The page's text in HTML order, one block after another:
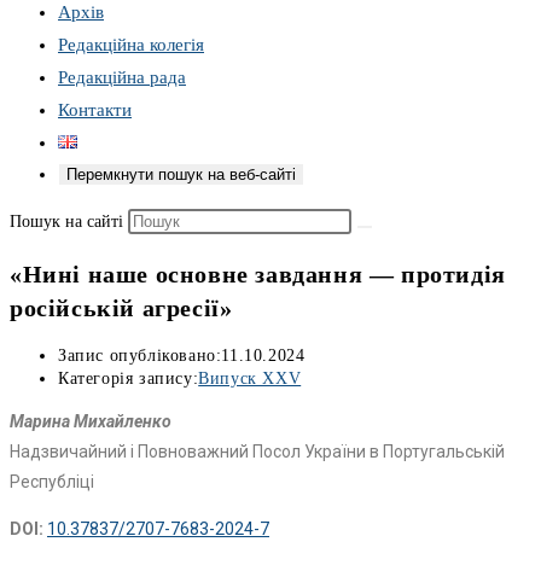
Архів
Редакційна колегія
Редакційна рада
Контакти
Перемкнути пошук на веб-сайті
Пошук на сайті
«Нині наше основне завдання — протидія
російській агресії»
Запис опубліковано:11.10.2024
Категорія запису:Випуск XXV
Марина Михайленко
Надзвичайний і Повноважний Посол України в Португальській
Республіці
DOI: 10.37837/2707-7683-2024-7